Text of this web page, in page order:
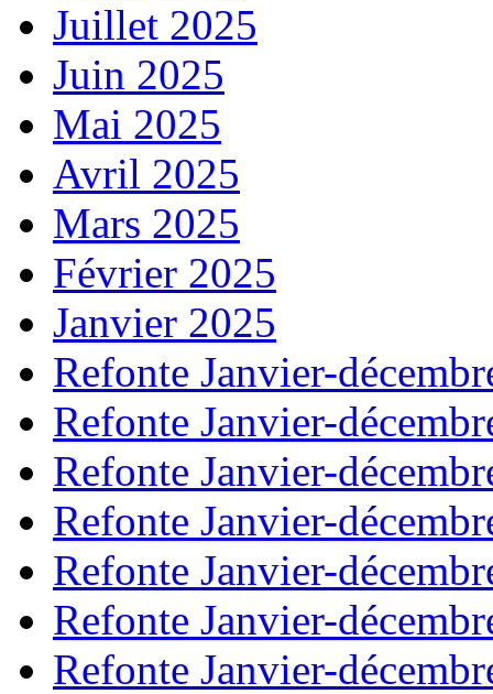
Juillet 2025
Juin 2025
Mai 2025
Avril 2025
Mars 2025
Février 2025
Janvier 2025
Refonte Janvier-
Refonte Janvier-
Refonte Janvier-
Refonte Janvier-
Refonte Janvier-
Refonte Janvier-
Refonte Janvier-